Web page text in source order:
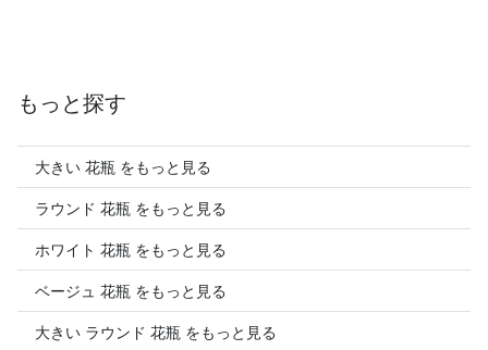
もっと探す
大きい 花瓶 をもっと見る
ラウンド 花瓶 をもっと見る
ホワイト 花瓶 をもっと見る
ベージュ 花瓶 をもっと見る
大きい ラウンド 花瓶 をもっと見る